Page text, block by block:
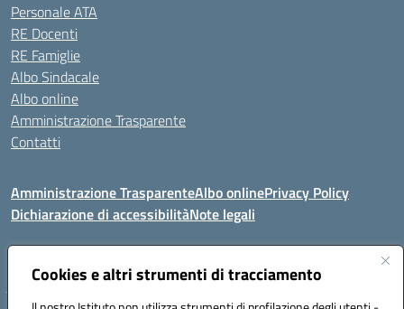
Cookies e altri strumenti di tracciamento
Personale ATA
RE Docenti
RE Famiglie
Albo Sindacale
Albo online
Amministrazione Trasparente
Contatti
Amministrazione TrasparenteAlbo onlinePrivacy Policy
Dichiarazione di accessibilitàNote legali